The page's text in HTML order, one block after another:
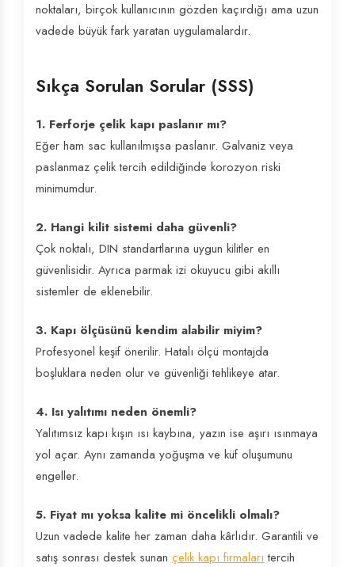
noktaları, birçok kullanıcının gözden kaçırdığı ama uzun
vadede büyük fark yaratan uygulamalardır.
Sıkça Sorulan Sorular (SSS)
1. Ferforje çelik kapı paslanır mı?
Eğer ham sac kullanılmışsa paslanır. Galvaniz veya
paslanmaz çelik tercih edildiğinde korozyon riski
minimumdur.
2. Hangi kilit sistemi daha güvenli?
Çok noktalı, DIN standartlarına uygun kilitler en
güvenlisidir. Ayrıca parmak izi okuyucu gibi akıllı
sistemler de eklenebilir.
3. Kapı ölçüsünü kendim alabilir miyim?
Profesyonel keşif önerilir. Hatalı ölçü montajda
boşluklara neden olur ve güvenliği tehlikeye atar.
4. Isı yalıtımı neden önemli?
Yalıtımsız kapı kışın ısı kaybına, yazın ise aşırı ısınmaya
yol açar. Aynı zamanda yoğuşma ve küf oluşumunu
engeller.
5. Fiyat mı yoksa kalite mi öncelikli olmalı?
Uzun vadede kalite her zaman daha kârlıdır. Garantili ve
satış sonrası destek sunan çelik kapı firmaları tercih